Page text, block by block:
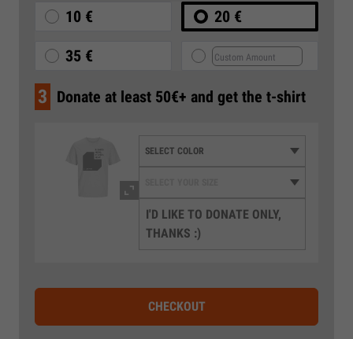
10 € 20 €
35 €
3 Donate at least 50€+ and get the t-shirt
I'D LIKE TO DONATE ONLY,
THANKS :)
CHECKOUT